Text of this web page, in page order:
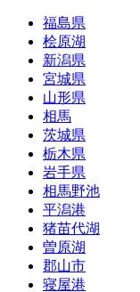
福島県
桧原湖
新潟県
宮城県
山形県
相馬
茨城県
栃木県
岩手県
相馬野池
平潟港
猪苗代湖
曽原湖
郡山市
寝屋港